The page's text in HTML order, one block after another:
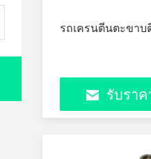
รถเครนตีนตะขาบ
รับรา